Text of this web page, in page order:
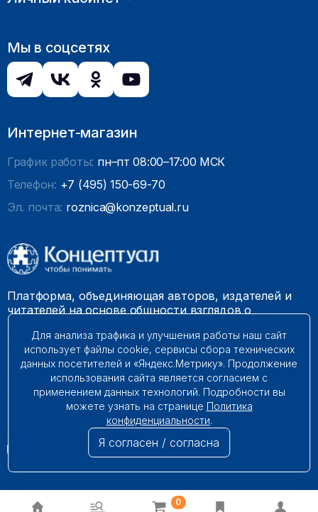
0
Мы в соцсетях
Интернет-магазин
График работы: пн–пт 08:00–17:00 МСК
Телефон: +7 (495) 150-69-70
Эл. почта: roznica@konzeptual.ru
Платформа, объединяющая авторов, издателей и
читателей на основе общности взглядов о
гармоничного мироустройства. Наши книги можно
встретить на многих книготорговых площадках
России.
© 2009 – 2026. Все права защищены.
Для анализа трафика и улучшения работы наш сайт
использует файлы cookie, сервисы сбора технических
данных посетителей и «Яндекс.Метрику». Продолжение
использования сайта является согласием с
применением данных технологий. Подробности вы
можете узнать на странице Политика
конфиденциальности.
Я согласен / согласна